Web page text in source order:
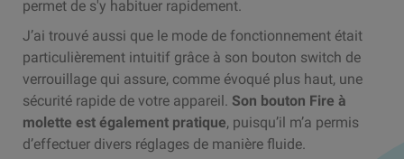
permet de s'y habituer rapidement.
J’ai trouvé aussi que le mode de fonctionnement était
particulièrement intuitif grâce à son bouton switch de
verrouillage qui assure, comme évoqué plus haut, une
sécurité rapide de votre appareil. Son bouton Fire à
molette est également pratique, puisqu’il m’a permis
d’effectuer divers réglages de manière fluide.